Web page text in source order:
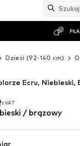
Dzieci (92-140 cm)
z VAT
z VAT
Ecru, Niebieski,
/ brązowy